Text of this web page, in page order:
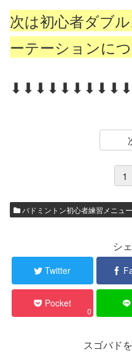
次は初心者ダブ
ーテーションに
1
バドミントン初心者練習メニュー
シ
Twitter
Pocket
0
スゴバド